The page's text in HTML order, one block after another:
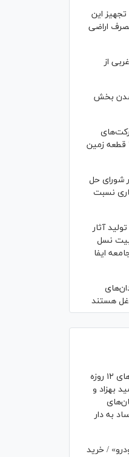
این
اراضی
از
شدن بخش
شرکت‌های
تراستی/ توقیف ۸۶ خودروی لوکس، ۱۸۷ قطعه زمین
در شورای حل
نسبت
آثار
نسل
ایفا
۲ عامل مهم صهیونیست‌ها در جنگ‌های ۱۲ روزه
بهزاد و
به دار
/ خرید